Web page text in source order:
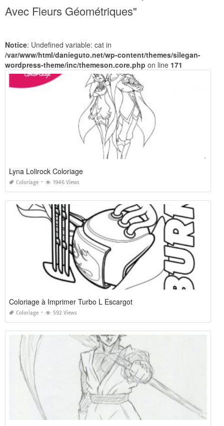
Avec Fleurs Géométriques"
Notice: Undefined variable: cat in
/var/www/html/danieguto.net/wp-content/themes/silegan-
wordpress-theme/inc/themeson.core.php on line 171
Lyna Lolirock Coloriage
Coloriage 1946 Views
Coloriage à Imprimer Turbo L Escargot
Coloriage 592 Views